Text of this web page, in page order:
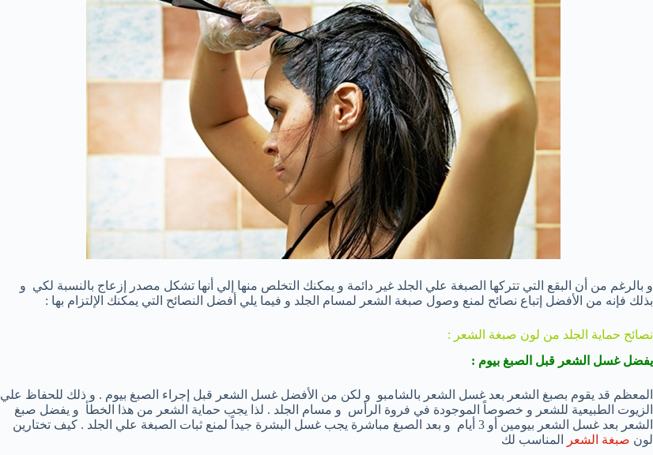
و بالرغم من أن البقع التي تتركها الصبغة علي الجلد غير دائمة و يمكنك التخلص منها إلي أنها تشكل مصدر إزعاج بالنسبة لكي و
بذلك فإنه من الأفضل إتباع نصائح لمنع وصول صبغة الشعر لمسام الجلد و فيما يلي أفضل النصائح التي يمكنك الإلتزام بها :
نصائح حماية الجلد من لون صبغة الشعر :
يفضل غسل الشعر قبل الصبغ بيوم :
المعظم قد يقوم بصبغ الشعر بعد غسل الشعر بالشامبو و لكن من الأفضل غسل الشعر قبل إجراء الصبغ بيوم . و ذلك للحفاظ علي
الزيوت الطبيعية للشعر و خصوصاً الموجودة في فروة الرأس و مسام الجلد . لذا يجب حماية الشعر من هذا الخطأ و يفضل صبغ
الشعر بعد غسل الشعر بيومين أو 3 أيام و بعد الصبغ مباشرة يجب غسل البشرة جيداً لمنع ثبات الصبغة علي الجلد . كيف تختارين
لون صبغة الشعر المناسب لك